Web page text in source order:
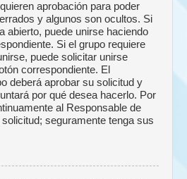
aprobación para poder
y algunos son ocultos. Si
abierto, puede unirse haciendo
Si el grupo requiere
puede solicitar unirse
correspondiente. El
deberá aprobar su solicitud y
por qué desea hacerlo. Por
al Responsable de
seguramente tenga sus